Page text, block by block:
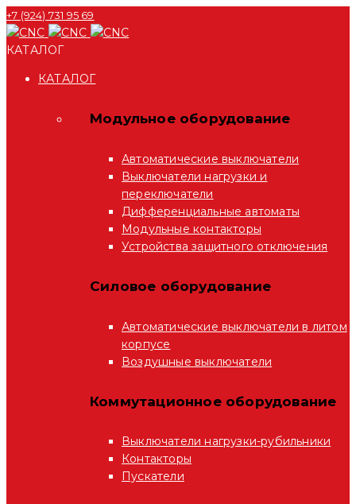
+7 (924) 731 95 69
КАТАЛОГ
КАТАЛОГ
Модульное оборудование
Автоматические выключатели
Выключатели нагрузки и
переключатели
Дифференциальные автоматы
Модульные контакторы
Устройства защитного отключения
Силовое оборудование
Автоматические выключатели в литом
корпусе
Воздушные выключатели
Коммутационное оборудование
Выключатели нагрузки-рубильники
Контакторы
Пускатели